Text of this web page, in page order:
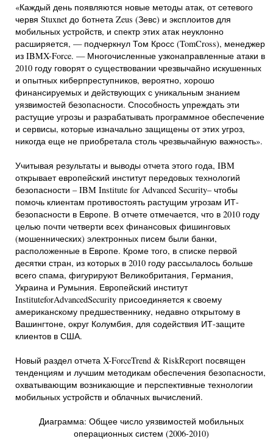
«Каждый день появляются новые методы атак, от сетевого
червя Stuxnet до ботнета Zeus (Зевс) и эксплоитов для
мобильных устройств, и спектр этих атак неуклонно
расширяется, — подчеркнул Том Кросс (TomCross), менеджер
из IBMX-Force. — Многочисленные узконаправленные атаки в
2010 году говорят о существовании чрезвычайно искушенных
и опытных киберпреступников, вероятно, хорошо
финансируемых и действующих с уникальным знанием
уязвимостей безопасности. Способность упреждать эти
растущие угрозы и разрабатывать программное обеспечение
и сервисы, которые изначально защищены от этих угроз,
никогда еще не приобретала столь чрезвычайную важность».
Учитывая результаты и выводы отчета этого года, IBM
открывает европейский институт передовых технологий
безопасности – IBM Institute for Advanced Security– чтобы
помочь клиентам противостоять растущим угрозам ИТ-
безопасности в Европе. В отчете отмечается, что в 2010 году
целью почти четверти всех финансовых фишинговых
(мошеннических) электронных писем были банки,
расположенные в Европе. Кроме того, в списке первой
десятки стран, из которых в 2010 году рассылалось больше
всего спама, фигурируют Великобритания, Германия,
Украина и Румыния. Европейский институт
InstituteforAdvancedSecurity присоединяется к своему
американскому предшественнику, недавно открытому в
Вашингтоне, округ Колумбия, для содействия ИТ-защите
клиентов в США.
Новый раздел отчета X-ForceTrend & RiskReport посвящен
тенденциям и лучшим методикам обеспечения безопасности,
охватывающим возникающие и перспективные технологии
мобильных устройств и облачных вычислений.
Диаграмма: Общее число уязвимостей мобильных
операционных систем (2006-2010)